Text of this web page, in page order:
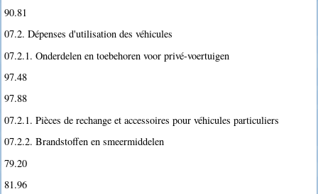
90.81
07.2. Dépenses d'utilisation des véhicules
07.2.1. Onderdelen en toebehoren voor privé-voertuigen
97.48
97.88
07.2.1. Pièces de rechange et accessoires pour véhicules particuliers
07.2.2. Brandstoffen en smeermiddelen
79.20
81.96